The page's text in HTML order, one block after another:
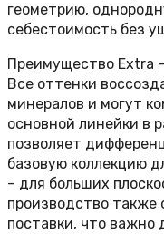
геометрию,
себестоимость без
Преимущество Extra
Все оттенки
минералов и могут
основной линейки в
позволяет
базовую коллекцию
– для больших
производство также
поставки, что важно